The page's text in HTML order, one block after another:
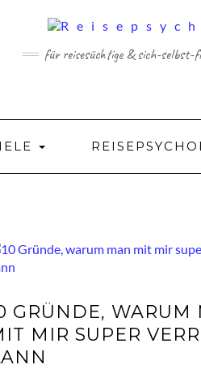
für reisesüchtige & sich-selbst-
GRÜNDE, WARUM
MIR SUPER